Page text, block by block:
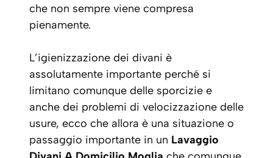
che non sempre viene compresa
pienamente.
L’igienizzazione dei divani è
assolutamente importante perché si
limitano comunque delle sporcizie e
anche dei problemi di velocizzazione delle
usure, ecco che allora è una situazione o
passaggio importante in un Lavaggio